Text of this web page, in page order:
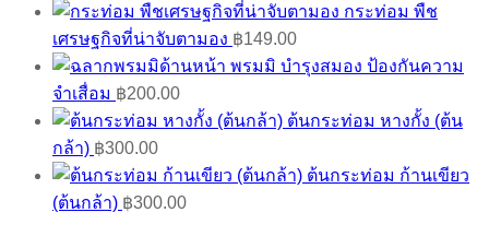
กระท่อม พืช
เศรษฐกิจที่น่าจับตามอง ฿149.00
พรมมิ บำรุงสมอง ป้องกันความ
จำเสื่อม ฿200.00
ต้นกระท่อม หางกั้ง (ต้น
กล้า) ฿300.00
ต้นกระท่อม ก้านเขียว
(ต้นกล้า) ฿300.00